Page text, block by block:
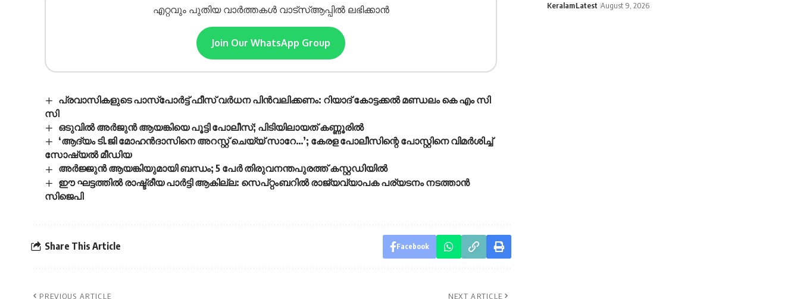
എറ്റവും പുതിയ വാർത്തകൾ വാട്സ്ആപ്പിൽ ലഭിക്കാൻ
Join Our WhatsApp Group
പ്രവാസികളുടെ പാസ്പോര്‍ട്ട് ഫീസ് വര്‍ധന പിന്‍വലിക്കണം: റിയാദ് കോട്ടക്കല്‍ മണ്ഡലം കെ എം സി
സി
ഒടുവിൽ അർജുൻ ആയങ്കിയെ പൂട്ടി പോലീസ്; പിടിയിലായത് കണ്ണൂരിൽ
‘ആദ്യം ടി.ജി മോഹന്‍ദാസിനെ അറസ്റ്റ് ചെയ്യ് സാറേ…’; കേരള പോലീസിന്റെ പോസ്റ്റിനെ വിമര്‍ശിച്ച്
സോഷ്യല്‍ മീഡിയ
അർജ്ജുൻ ആയങ്കിയുമായി ബന്ധം; 5 പേർ തിരുവനന്തപുരത്ത് കസ്റ്റഡിയിൽ
ഈ ഘട്ടത്തിൽ രാഷ്ട്രീയ പാർട്ടി ആകില്ല: സെപ്റ്റംബറിൽ രാജ്യവ്യാപക പര്യടനം നടത്താൻ
സിജെപി
Share This Article Facebook
PREVIOUS ARTICLE NEXT ARTICLE
KeralamLatest August 9, 2026